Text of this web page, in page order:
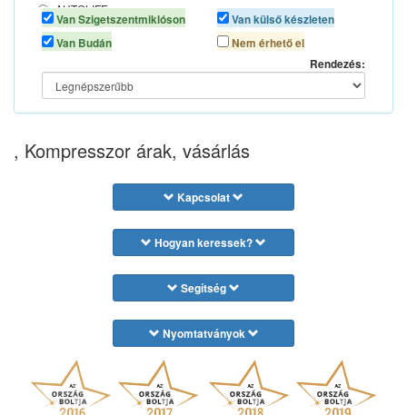
AUTOLIFE
VERKE
Van Szigetszentmiklóson
Van Budán
Van külső készleten
Nem érhető el
Rendezés:
, Kompresszor árak, vásárlás
Kapcsolat
Hogyan keressek?
Segítség
Nyomtatványok